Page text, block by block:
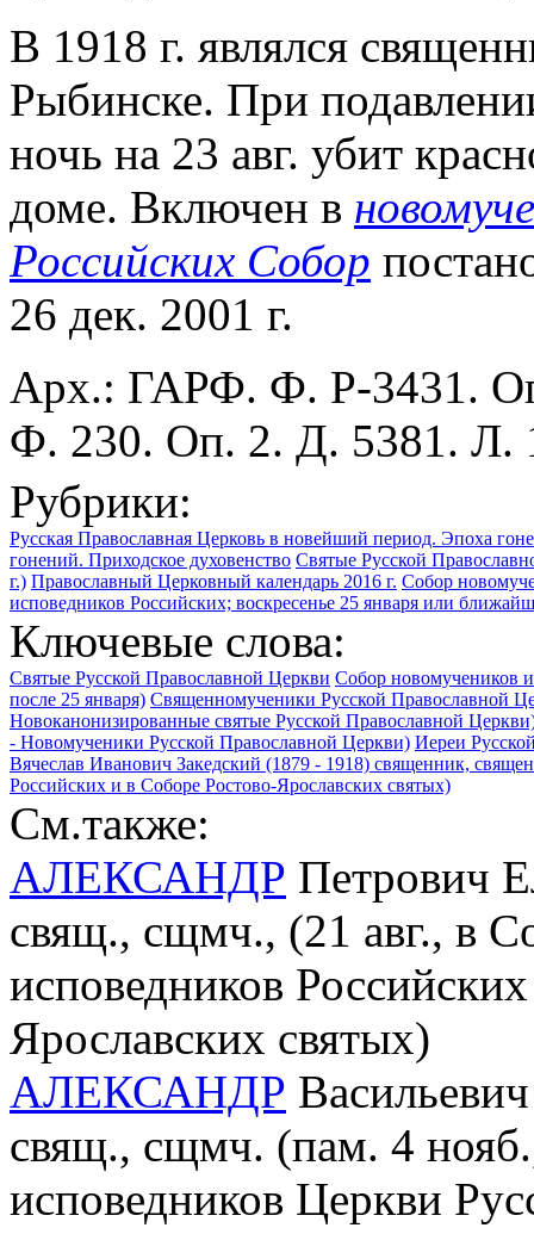
В 1918 г. являлся
Рыбинске. При
ночь на 23 авг. убит
доме. Включен в
Российских Собор
26 дек. 2001 г.
Арх.: ГАРФ. Ф. Р-3431.
Ф. 230. Оп. 2. Д. 5381. Л.
Рубрики:
Русская Православная Церковь в новейший период. Эпоха
гонений. Приходское духовенство Святые Русской
г.) Православный Церковный календарь 2016 г. Собор
исповедников Российских; воскресенье 25 января или
Ключевые слова:
Святые Русской Православной Церкви Собор новомучеников
после 25 января) Священномученики Русской Православной
Новоканонизированные святые Русской Православной
- Новомученики Русской Православной Церкви) Иереи
Вячеслав Иванович Закедский (1879 - 1918) священник,
Российских и в Соборе Ростово-Ярославских святых)
См.также:
АЛЕКСАНДР Петрович
свящ., сщмч., (21 авг., в
исповедников
Ярославских святых)
АЛЕКСАНДР
свящ., сщмч. (пам. 4
исповедников Церкви